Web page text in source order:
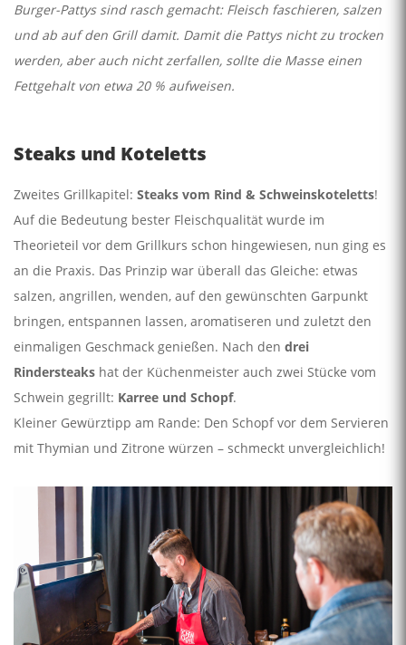
Burger-Pattys sind rasch gemacht: Fleisch faschieren, salzen
und ab auf den Grill damit. Damit die Pattys nicht zu trocken
werden, aber auch nicht zerfallen, sollte die Masse einen
Fettgehalt von etwa 20 % aufweisen.
Steaks und Koteletts
Zweites Grillkapitel: Steaks vom Rind & Schweinskoteletts!
Auf die Bedeutung bester Fleischqualität wurde im
Theorieteil vor dem Grillkurs schon hingewiesen, nun ging es
an die Praxis. Das Prinzip war überall das Gleiche: etwas
salzen, angrillen, wenden, auf den gewünschten Garpunkt
bringen, entspannen lassen, aromatiseren und zuletzt den
einmaligen Geschmack genießen. Nach den drei
Rindersteaks hat der Küchenmeister auch zwei Stücke vom
Schwein gegrillt: Karree und Schopf.
Kleiner Gewürztipp am Rande: Den Schopf vor dem Servieren
mit Thymian und Zitrone würzen – schmeckt unvergleichlich!